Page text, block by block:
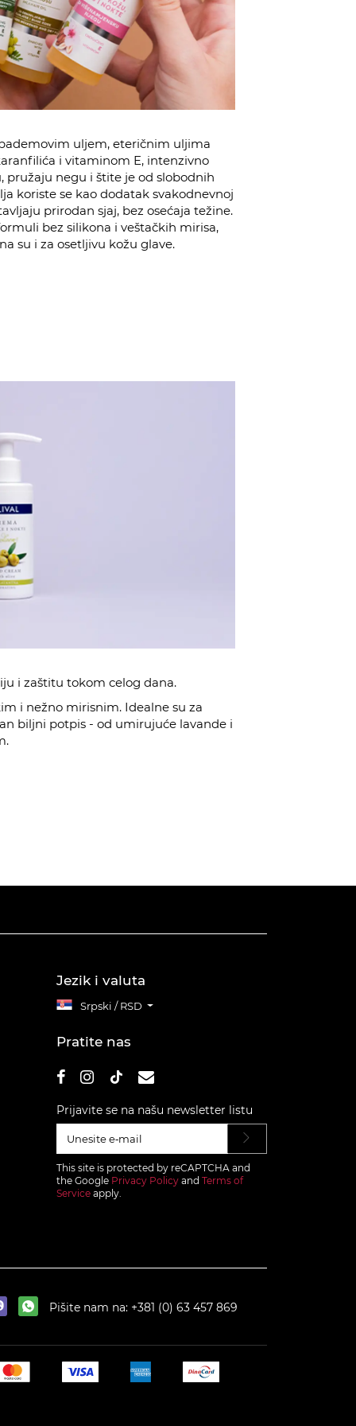
uljem, eteričnim uljima
i vitaminom E, intenzivno
pružaju negu i štite je od slobodnih
koriste se kao dodatak svakodnevnoj
prirodan sjaj, bez osećaja težine.
bez silikona i veštačkih mirisa,
su i za osetljivu kožu glave.
i zaštitu tokom celog dana.
i nežno mirisnim. Idealne su za
biljni potpis - od umirujuće lavande i
Jezik i valuta
Srpski / RSD
Pratite nas
Prijavite se na našu newsletter listu
This site is protected by reCAPTCHA and
the Google Privacy Policy and Terms of
Service apply.
Pišite nam na: +381 (0) 63 457 869